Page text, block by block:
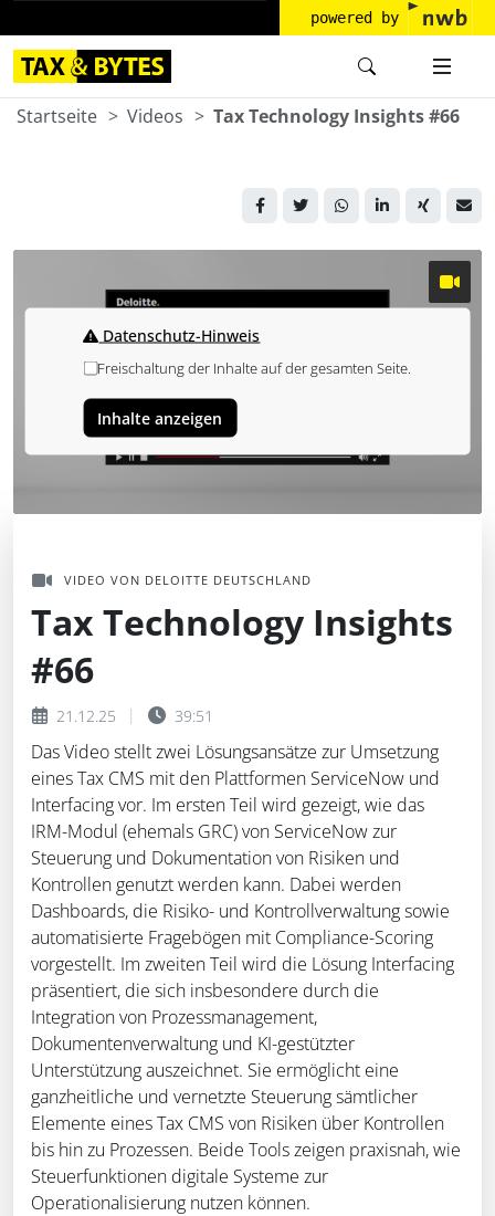
powered by
Startseite Videos Tax Technology Insights #66
Datenschutz-Hinweis
Freischaltung der Inhalte auf der gesamten Seite.
Inhalte anzeigen
VIDEO VON DELOITTE DEUTSCHLAND
Tax Technology Insights
#66
21.12.25 39:51
Das Video stellt zwei Lösungsansätze zur Umsetzung
eines Tax CMS mit den Plattformen ServiceNow und
Interfacing vor. Im ersten Teil wird gezeigt, wie das
IRM-Modul (ehemals GRC) von ServiceNow zur
Steuerung und Dokumentation von Risiken und
Kontrollen genutzt werden kann. Dabei werden
Dashboards, die Risiko- und Kontrollverwaltung sowie
automatisierte Fragebögen mit Compliance-Scoring
vorgestellt. Im zweiten Teil wird die Lösung Interfacing
präsentiert, die sich insbesondere durch die
Integration von Prozessmanagement,
Dokumentenverwaltung und KI-gestützter
Unterstützung auszeichnet. Sie ermöglicht eine
ganzheitliche und vernetzte Steuerung sämtlicher
Elemente eines Tax CMS von Risiken über Kontrollen
bis hin zu Prozessen. Beide Tools zeigen praxisnah, wie
Steuerfunktionen digitale Systeme zur
Operationalisierung nutzen können.